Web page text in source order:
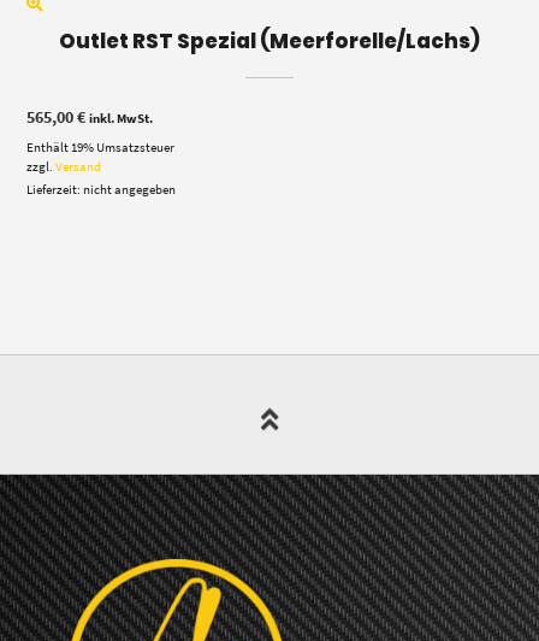
Outlet RST Spezial (Meerforelle/Lachs)
565,00€ inkl. MwSt.
Enthält 19% Umsatzsteuer
zzgl.Versand
Lieferzeit: nicht angegeben